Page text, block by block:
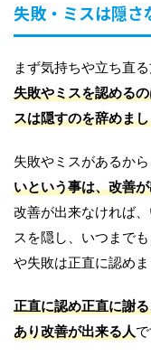
失敗・ミスは隠さ
まず気持ちや立ち直
失敗やミスを認める
スは隠すのを辞めま
失敗やミスがあるか
いという事は、改善
改善が出来なければ
スを隠し、いつまで
や失敗は正直に認めま
正直に認め正直に謝
あり改善が出来る人で